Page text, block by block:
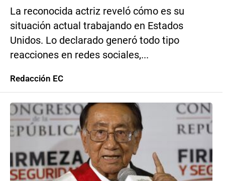
La reconocida actriz reveló cómo es su
situación actual trabajando en Estados
Unidos. Lo declarado generó todo tipo
reacciones en redes sociales,...
Redacción EC